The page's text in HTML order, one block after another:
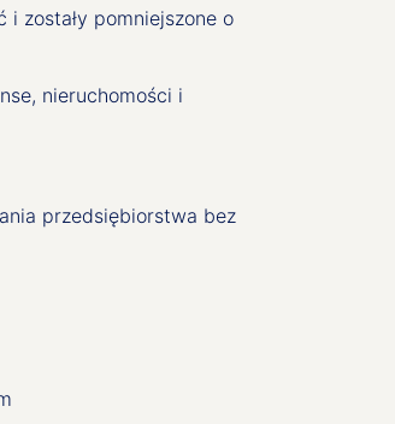
zostały pomniejszone o
nieruchomości i
przedsiębiorstwa bez